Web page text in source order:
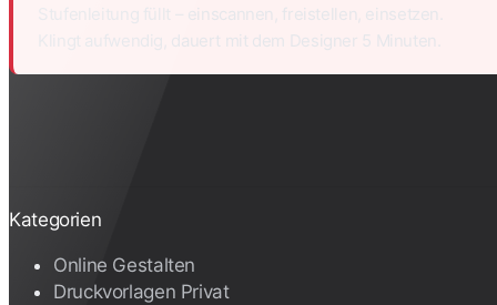
Stufenleitung füllt – einscannen, freistellen, einsetzen.
Klingt aufwendig, dauert mit dem Designer 5 Minuten.
Kategorien
Online Gestalten
Druckvorlagen Privat